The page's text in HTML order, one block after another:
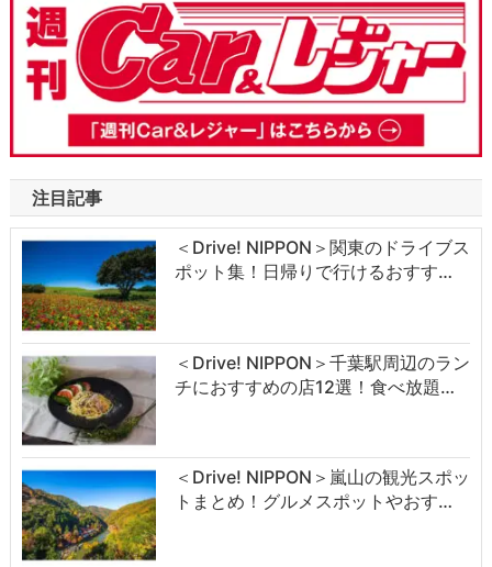
注目記事
＜Drive! NIPPON＞関東のドライブス
ポット集！日帰りで行けるおすす…
＜Drive! NIPPON＞千葉駅周辺のラン
チにおすすめの店12選！食べ放題…
＜Drive! NIPPON＞嵐山の観光スポッ
トまとめ！グルメスポットやおす…